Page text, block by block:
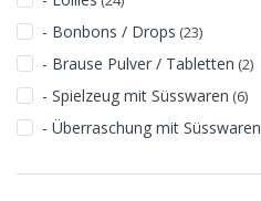
- Bonbons / Drops (23)
- Brause Pulver / Tabletten (2)
- Spielzeug mit Süsswaren (6)
- Überraschung mit Süsswaren